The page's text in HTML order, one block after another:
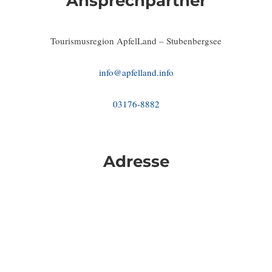
Tourismusregion ApfelLand – Stubenbergsee
info@apfelland.info
03176-8882
Adresse